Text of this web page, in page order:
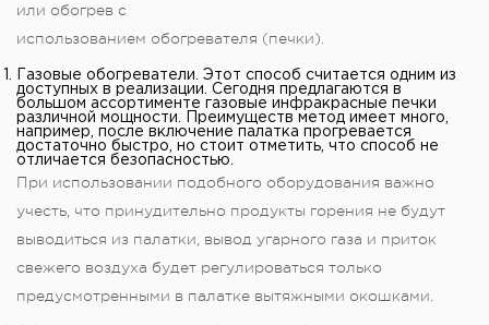
или обогрев с
использованием обогревателя (печки).
Газовые обогреватели. Этот способ считается одним из
доступных в реализации. Сегодня предлагаются в
большом ассортименте газовые инфракрасные печки
различной мощности. Преимуществ метод имеет много,
например, после включение палатка прогревается
достаточно быстро, но стоит отметить, что способ не
отличается безопасностью.
При использовании подобного оборудования важно
учесть, что принудительно продукты горения не будут
выводиться из палатки, вывод угарного газа и приток
свежего воздуха будет регулироваться только
предусмотренными в палатке вытяжными окошками.